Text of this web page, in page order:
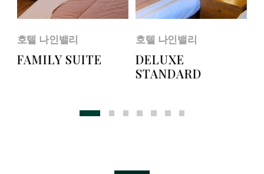
호텔 나인밸리
FAMILY SUITE
호텔 나인밸리
DELUXE
STANDARD